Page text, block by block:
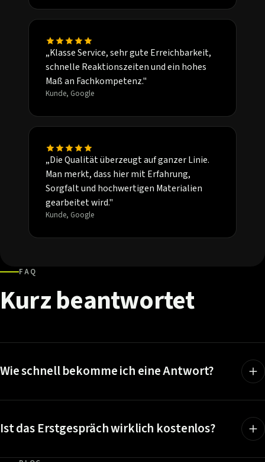
„Klasse Service, sehr gute Erreichbarkeit,
schnelle Reaktionszeiten und ein hohes
Maß an Fachkompetenz."
Kunde, Google
„Die Qualität überzeugt auf ganzer Linie.
Man merkt, dass hier mit Erfahrung,
Sorgfalt und hochwertigen Materialien
gearbeitet wird."
Kunde, Google
FAQ
Kurzbeantwortet
Wie schnell bekomme ich eine Antwort?
Ist das Erstgespräch wirklich kostenlos?